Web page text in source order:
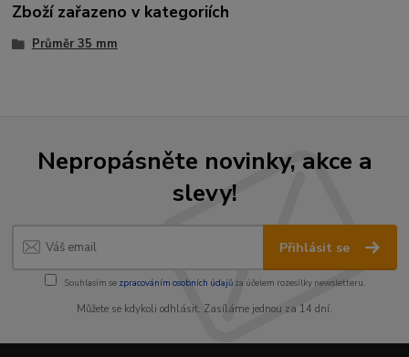
Zboží zařazeno v kategoriích
Průměr 35 mm
Nepropásněte novinky, akce a
slevy!
Přihlásit se
Souhlasím se zpracováním osobních údajůza účelem rozesílky newsletteru.
Můžete se kdykoli odhlásit. Zasíláme jednou za 14 dní.